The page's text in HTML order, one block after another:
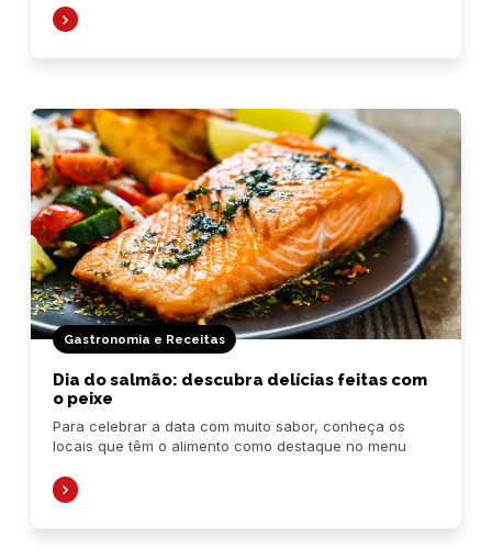
Gastronomia e Receitas
Dia do salmão: descubra delícias feitas com
o peixe
Para celebrar a data com muito sabor, conheça os
locais que têm o alimento como destaque no menu